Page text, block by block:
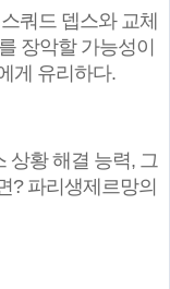
쿼드 뎁스와 교체
장악할 가능성이
게 유리하다.
상황 해결 능력, 그
? 파리생제르망의